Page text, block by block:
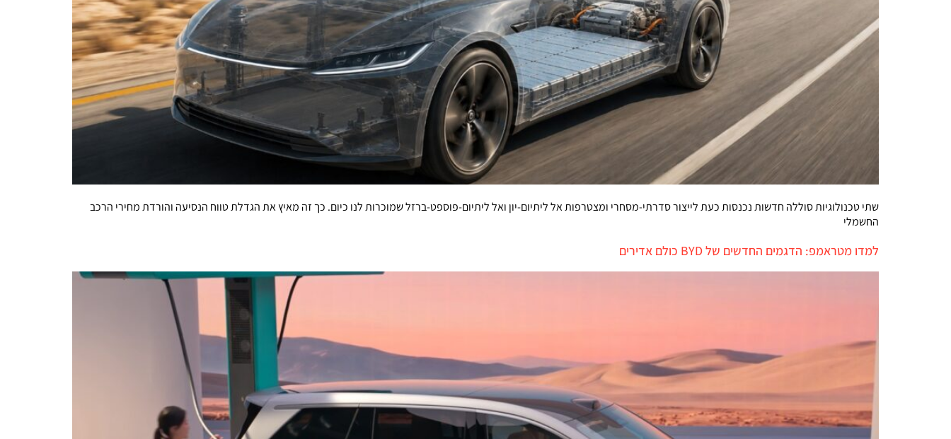
שתי טכנולוגיות סוללה חדשות נכנסות כעת לייצור סדרתי-מסחרי ומצטרפות אל ליתיום-יון ואל ליתיום-פוספט-ברזל שמוכרות לנו כיום. כך זה מאיץ את הגדלת טווח הנסיעה והורדת מחירי הרכב
החשמלי
למדו מטראמפ: הדגמים החדשים של BYD כולם אדירים